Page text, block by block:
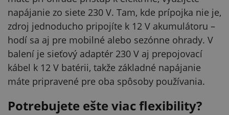
napájanie zo siete 230 V. Tam, kde prípojka nie je,
zdroj jednoducho pripojíte k 12 V akumulátoru –
hodí sa aj pre mobilné alebo sezónne ohrady. V
balení je sieťový adaptér 230 V aj prepojovací
kábel k 12 V batérii, takže základné napájanie
máte pripravené pre oba spôsoby používania.
Potrebujete ešte viac flexibility?